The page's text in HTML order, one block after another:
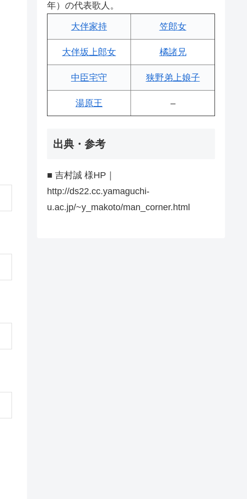
年）の代表歌人。
大伴家持 笠郎女
大伴坂上郎女 橘諸兄
中臣宅守 狭野弟上娘子
湯原王 –
出典・参考
■ 吉村誠 様HP｜
http://ds22.cc.yamaguchi-
u.ac.jp/~y_makoto/man_corner.html